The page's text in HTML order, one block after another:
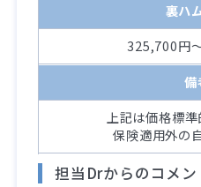
裏ハ
325,700円
備
上記は価格標準
保険適用外の
担当Drからのコメン